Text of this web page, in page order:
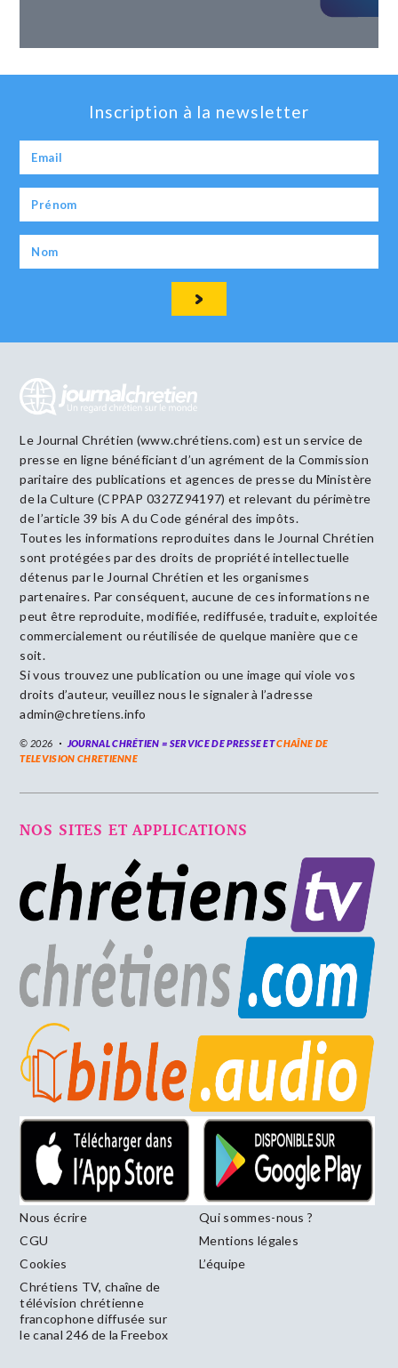
Inscription à la newsletter
Le Journal Chrétien (www.chrétiens.com) est un service de
presse en ligne bénéficiant d’un agrément de la Commission
paritaire des publications et agences de presse du Ministère
de la Culture (CPPAP 0327Z94197) et relevant du périmètre
de l’article 39 bis A du Code général des impôts.
Toutes les informations reproduites dans le Journal Chrétien
sont protégées par des droits de propriété intellectuelle
détenus par le Journal Chrétien et les organismes
partenaires. Par conséquent, aucune de ces informations ne
peut être reproduite, modifiée, rediffusée, traduite, exploitée
commercialement ou réutilisée de quelque manière que ce
soit.
Si vous trouvez une publication ou une image qui viole vos
droits d’auteur, veuillez nous le signaler à l’adresse
admin@chretiens.info
© 2026 JOURNAL CHRÉTIEN = SERVICE DE PRESSE ETCHAÎNE DE
TELEVISION CHRETIENNE
NOS SITES ET APPLICATIONS
Nous écrire
Qui sommes-nous ?
CGU
Mentions légales
Cookies
L’équipe
Chrétiens TV, chaîne de
télévision chrétienne
francophone diffusée sur
le canal 246 de la Freebox